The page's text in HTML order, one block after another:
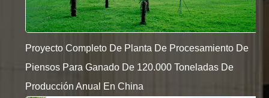
Proyecto Completo De Planta De Procesamiento De
Piensos Para Ganado De 120.000 Toneladas De
Producción Anual En China